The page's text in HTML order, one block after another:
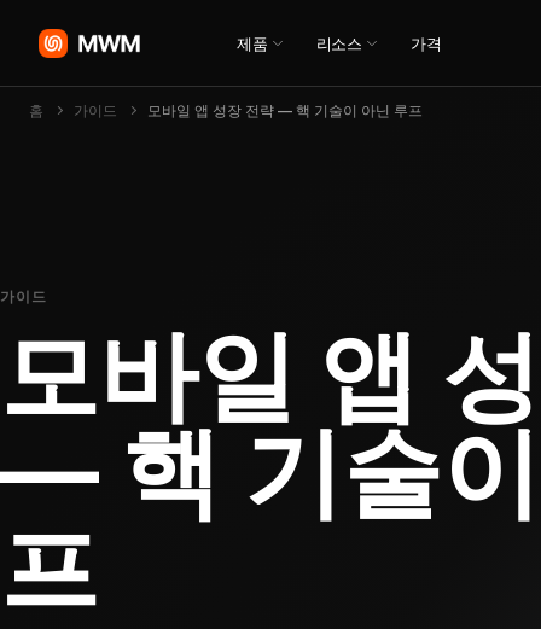
제품 리소스 가격
홈 가이드 모바일 앱 성장 전략 — 핵 기술이 아닌 루프
가이드
모바일 앱
— 핵 기술
프